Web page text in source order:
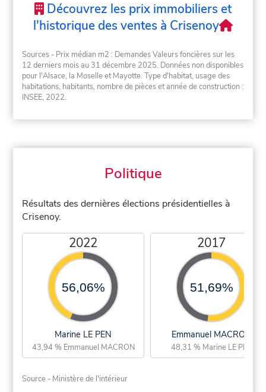
Découvrez les prix immobiliers et
l'historique des ventes à Crisenoy
Sources - Prix médian m2 : Demandes Valeurs foncières sur les
12 derniers mois au 31 décembre 2025. Données non disponibles
pour l'Alsace, la Moselle et Mayotte. Type d'habitat, usage des
habitations, habitants, nombre de pièces et année de construction :
INSEE, 2022.
Politique
Résultats des dernières élections présidentielles à
Crisenoy.
2022
56,06%
Marine LE PEN
43,94 % Emmanuel MACRON
2017
51,69%
Emmanuel MACRON
48,31 % Marine LE PEN
Source - Ministère de l'intérieur